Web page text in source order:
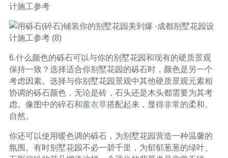
计施工参考
6.什么颜色的砾石可以与你的别墅花园和现有的硬质景观
保持一致？选择适合你别墅花园的砾石时，颜色是另一个
考虑因素。选择与你别墅花园景观中其他硬质景观元素相
协调的砾石颜色，无论是砖，石头还是木头都需要为其考
虑。像图中的碎石和薰衣草搭配起来，显得非常的柔和、
自然。
你还可以使用暖色调的砾石，为别墅花园营造一种温馨的
氛围。有时别墅花园不必一碧千里，为郁郁葱葱的绿叶、